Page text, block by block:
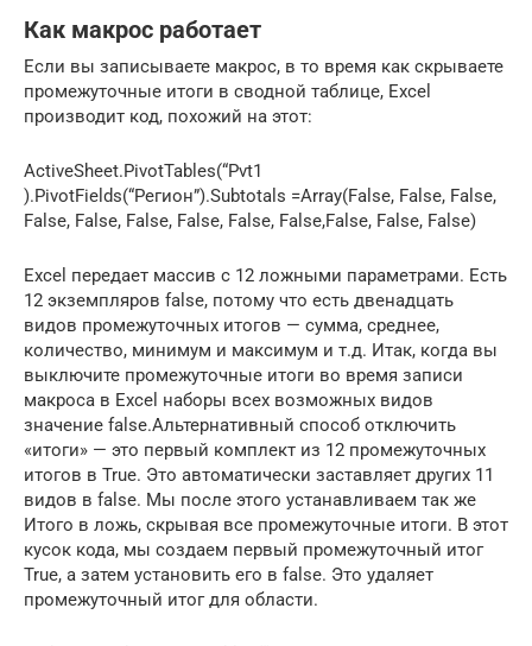
Как макрос работает
Если вы записываете макрос, в то время как скрываете
промежуточные итоги в сводной таблице, Excel
производит код, похожий на этот:
ActiveSheet.PivotTables(“Pvt1
).PivotFields(“Регион”).Subtotals =Array(False, False, False,
False, False, False, False, False, False,False, False, False)
Excel передает массив с 12 ложными параметрами. Есть
12 экземпляров false, потому что есть двенадцать
видов промежуточных итогов — сумма, среднее,
количество, минимум и максимум и т.д. Итак, когда вы
выключите промежуточные итоги во время записи
макроса в Excel наборы всех возможных видов
значение false.Альтернативный способ отключить
«итоги» — это первый комплект из 12 промежуточных
итогов в True. Это автоматически заставляет других 11
видов в false. Мы после этого устанавливаем так же
Итого в ложь, скрывая все промежуточные итоги. В этот
кусок кода, мы создаем первый промежуточный итог
True, а затем установить его в false. Это удаляет
промежуточный итог для области.